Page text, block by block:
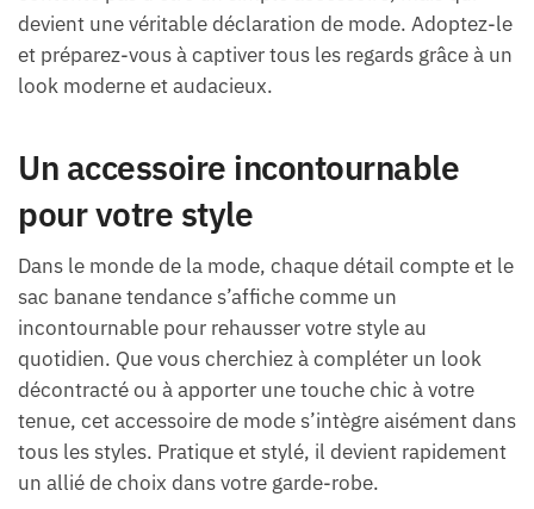
devient une véritable déclaration de mode. Adoptez-le
et préparez-vous à captiver tous les regards grâce à un
look moderne et audacieux.
Un accessoire incontournable
pour votre style
Dans le monde de la mode, chaque détail compte et le
sac banane tendance s’affiche comme un
incontournable pour rehausser votre style au
quotidien. Que vous cherchiez à compléter un look
décontracté ou à apporter une touche chic à votre
tenue, cet accessoire de mode s’intègre aisément dans
tous les styles. Pratique et stylé, il devient rapidement
un allié de choix dans votre garde-robe.